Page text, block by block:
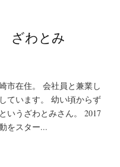
ざわとみ
市在住。 会社員と兼業し
ています。 幼い頃からず
いうざわとみさん。 2017
をスター...